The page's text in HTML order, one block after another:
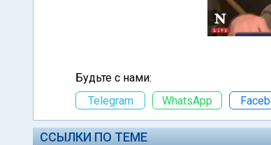
Будьте с нами:
Telegram
WhatsApp
ССЫЛКИ ПО ТЕМЕ